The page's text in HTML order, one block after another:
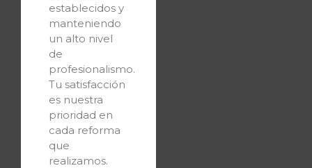
establecidos y
manteniendo
un alto nivel
de
profesionalismo.
Tu satisfacción
es nuestra
prioridad en
cada reforma
que
realizamos.